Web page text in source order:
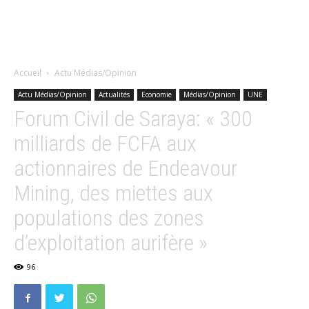
Accueil Actu Médias/Opinion
Actu Médias/Opinion Actualités Economie Médias/Opinion UNE
Forum Civil de Saraya: « 300
milliards de FCFA aux
actionnaires de Endeavour
Mining, des miettes aux
populations des zones
d’exploitation aurifère »
96